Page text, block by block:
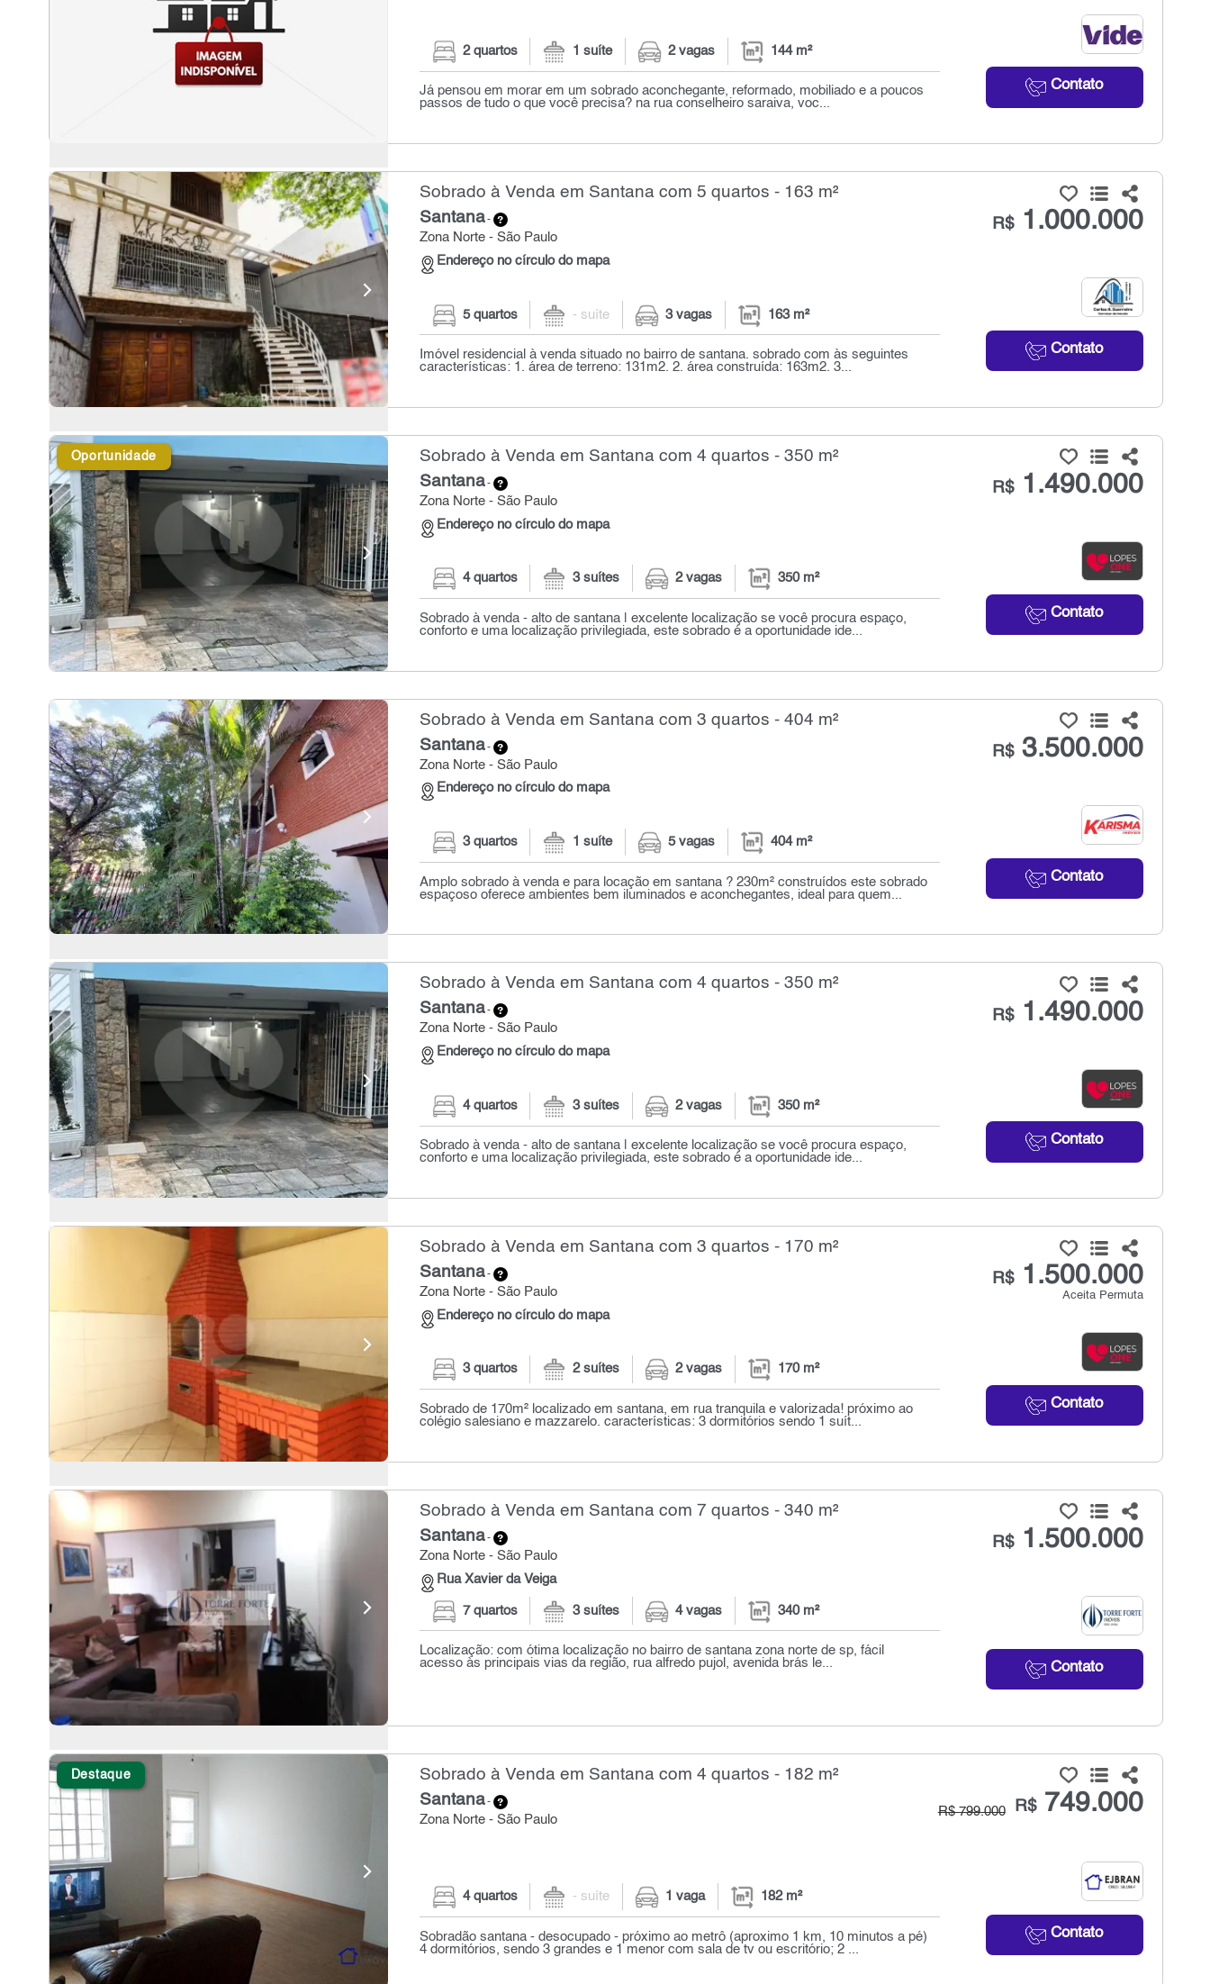
Contato
2 quartos 1 suíte 2 vagas 144 m²
Já pensou em morar em um sobrado aconchegante, reformado, mobiliado e a poucos
passos de tudo o que você precisa? na rua conselheiro saraiva, voc...
Sobrado à Venda em Santana com 5 quartos - 163 m²
Santana-
Zona Norte - São Paulo
Endereço no círculo do mapa
R$1.000.000
Contato
5 quartos - suíte 3 vagas 163 m²
Imóvel residencial à venda situado no bairro de santana. sobrado com às seguintes
características: 1. área de terreno: 131m2. 2. área construída: 163m2. 3...
Oportunidade Sobrado à Venda em Santana com 4 quartos - 350 m²
Santana-
Zona Norte - São Paulo
Endereço no círculo do mapa
R$1.490.000
Contato
4 quartos 3 suítes 2 vagas 350 m²
Sobrado à venda - alto de santana | excelente localização se você procura espaço,
conforto e uma localização privilegiada, este sobrado é a oportunidade ide...
Sobrado à Venda em Santana com 3 quartos - 404 m²
Santana-
Zona Norte - São Paulo
Endereço no círculo do mapa
R$3.500.000
Contato
3 quartos 1 suíte 5 vagas 404 m²
Amplo sobrado à venda e para locação em santana ? 230m² construídos este sobrado
espaçoso oferece ambientes bem iluminados e aconchegantes, ideal para quem...
Sobrado à Venda em Santana com 4 quartos - 350 m²
Santana-
Zona Norte - São Paulo
Endereço no círculo do mapa
R$1.490.000
Contato
4 quartos 3 suítes 2 vagas 350 m²
Sobrado à venda - alto de santana | excelente localização se você procura espaço,
conforto e uma localização privilegiada, este sobrado é a oportunidade ide...
Sobrado à Venda em Santana com 3 quartos - 170 m²
Santana-
Zona Norte - São Paulo
Endereço no círculo do mapa
R$1.500.000
Aceita Permuta
Contato
3 quartos 2 suítes 2 vagas 170 m²
Sobrado de 170m² localizado em santana, em rua tranquila e valorizada! próximo ao
colégio salesiano e mazzarelo. características: 3 dormitórios sendo 1 suít...
Sobrado à Venda em Santana com 7 quartos - 340 m²
Santana-
Zona Norte - São Paulo
Rua Xavier da Veiga
R$1.500.000
Contato
7 quartos 3 suítes 4 vagas 340 m²
Localização: com ótima localização no bairro de santana zona norte de sp, fácil
acesso às principais vias da região, rua alfredo pujol, avenida brás le...
Destaque Sobrado à Venda em Santana com 4 quartos - 182 m²
Santana-
Zona Norte - São Paulo
R$749.000
R$ 799.000
Contato
4 quartos - suíte 1 vaga 182 m²
Sobradão santana - desocupado - próximo ao metrô (aproximo 1 km, 10 minutos a pé)
4 dormitórios, sendo 3 grandes e 1 menor com sala de tv ou escritório; 2 ...